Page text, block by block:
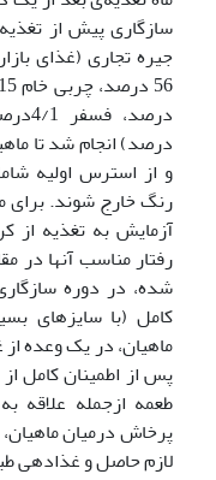
جیره تجاری (غذای
درصد) انجام شد تا
و از استرس اولیه
رنگ خارج شوند. برای
آزمایش به تغذیه از
رفتار مناسب آنها در
شده، در دوره
کامل (با سایزهای
ماهیان، در یک وعده
پس از اطمینان کامل
طعمه ازجمله علاقه
پرخاش درمیان ماهیان،
لازم حاصل و غذادهی